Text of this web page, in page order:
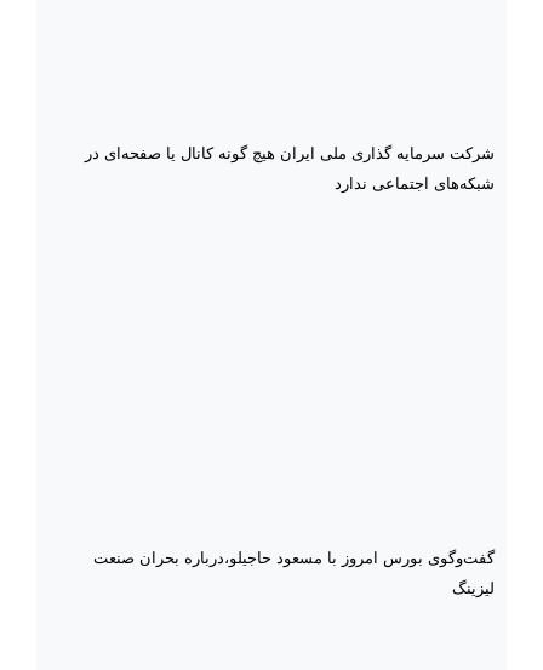
شرکت سرمایه گذاری ملی ایران هیچ گونه کانال یا صفحه‌ای در
شبکه‌های اجتماعی ندارد
گفت‌وگوی بورس امروز با مسعود حاجیلو،درباره بحران صنعت
لیزینگ